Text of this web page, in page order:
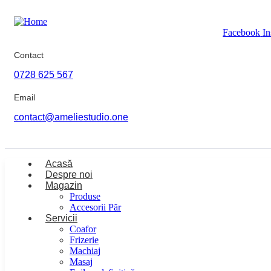
Facebook
Contact
0728 625 567
Email
contact@ameliestudio.one
Acasă
Despre noi
Magazin
Produse
Accesorii Păr
Servicii
Coafor
Frizerie
Machiaj
Masaj